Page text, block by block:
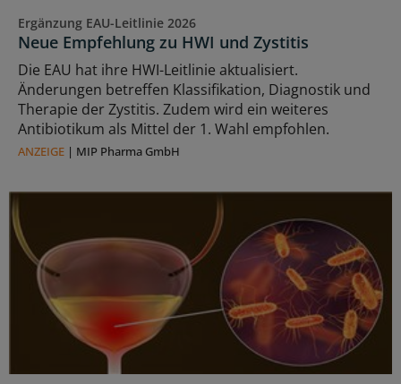
Ergänzung EAU-Leitlinie 2026
Neue Empfehlung zu HWI und Zystitis
Die EAU hat ihre HWI-Leitlinie aktualisiert.
Änderungen betreffen Klassifikation, Diagnostik und
Therapie der Zystitis. Zudem wird ein weiteres
Antibiotikum als Mittel der 1. Wahl empfohlen.
ANZEIGE | MIP Pharma GmbH